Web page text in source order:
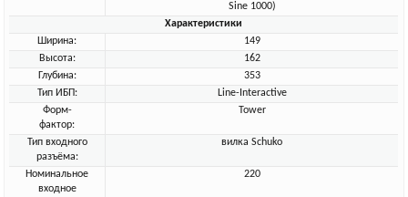
Sine 1000)
Характеристики
Ширина:
149
Высота:
162
Глубина:
353
Тип ИБП:
Line-Interactive
Форм-
фактор:
Tower
Тип входного
разъёма:
вилка Schuko
Номинальное
входное
220